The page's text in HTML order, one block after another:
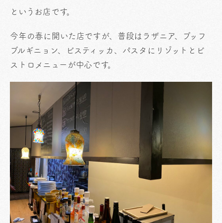
というお店です。
今年の春に開いた店ですが、普段はラザニア、ブッフ
ブルギニョン、ビスティッカ、パスタにリゾットとビ
ストロメニューが中心です。